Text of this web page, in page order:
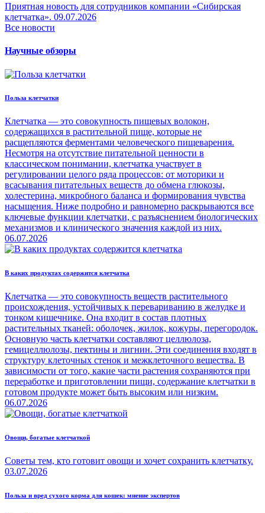
Приятная новость для сотрудников компании «Сибирская
клетчатка». 09.07.2026
Все новости
Научные обзоры
Польза клетчатки
Клетчатка — это совокупность пищевых волокон,
содержащихся в растительной пище, которые не
расщепляются ферментами человеческого пищеварения.
Несмотря на отсутствие питательной ценности в
классическом понимании, клетчатка участвует в
регулировании целого ряда процессов: от моторики и
всасывания питательных веществ до обмена глюкозы,
холестерина, микробного баланса и формирования чувства
насыщения. Ниже подробно и равномерно раскрываются все
ключевые функции клетчатки, с разъяснением биологических
механизмов и клинического значения каждой из них.
06.07.2026
В каких продуктах содержится клетчатка
Клетчатка — это совокупность веществ растительного
происхождения, устойчивых к перевариванию в желудке и
тонком кишечнике. Она входит в состав плотных
растительных тканей: оболочек, жилок, кожуры, перегородок.
Основную часть клетчатки составляют целлюлоза,
гемицеллюлозы, пектины и лигнин. Эти соединения входят в
структуру клеточных стенок и межклеточного вещества. В
зависимости от того, какие части растения сохраняются при
переработке и приготовлении пищи, содержание клетчатки в
готовом продукте может быть высоким или низким.
06.07.2026
Овощи, богатые клетчаткой
Советы тем, кто готовит овощи и хочет сохранить клетчатку.
03.07.2026
Польза и вред сухого корма для кошек: мнение экспертов